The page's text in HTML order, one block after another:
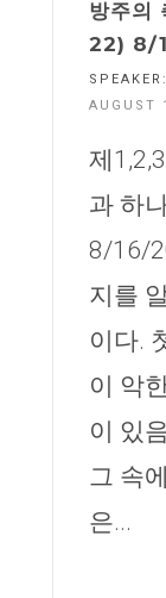
방주의
22) 8/
SPEAKER:
AUGUST
제
과 하
8/16/
지를
이다.
이 악
이 있
그 속
은...